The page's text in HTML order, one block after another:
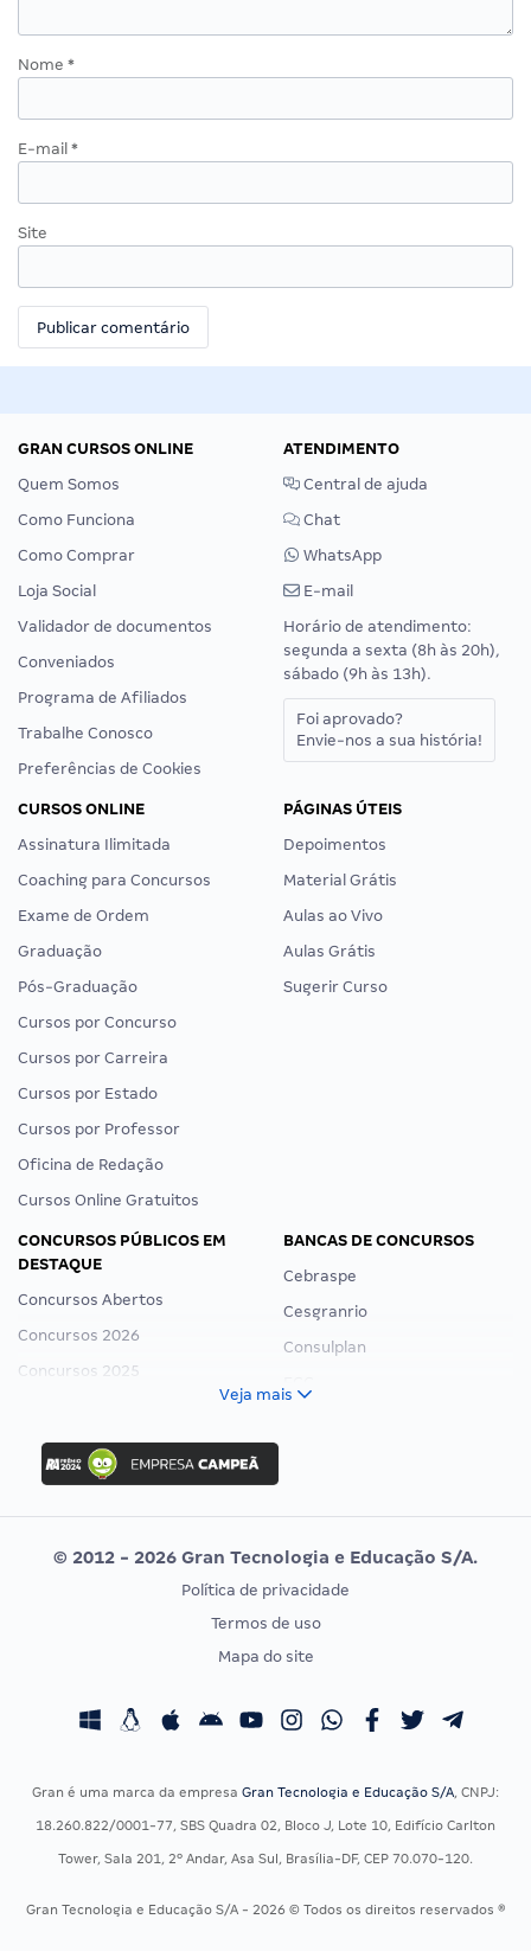
Nome *
E-mail *
Site
GRAN CURSOS ONLINE
Quem Somos
Como Funciona
Como Comprar
Loja Social
Validador de documentos
Conveniados
Programa de Afiliados
Trabalhe Conosco
Preferências de Cookies
ATENDIMENTO
Central de ajuda
Chat
WhatsApp
E-mail
Horário de atendimento:
segunda a sexta (8h às 20h),
sábado (9h às 13h).
Foi aprovado?
Envie-nos a sua história!
CURSOS ONLINE
Assinatura Ilimitada
Coaching para Concursos
Exame de Ordem
Graduação
Pós-Graduação
Cursos por Concurso
Cursos por Carreira
Cursos por Estado
Cursos por Professor
Oficina de Redação
Cursos Online Gratuitos
PÁGINAS ÚTEIS
Depoimentos
Material Grátis
Aulas ao Vivo
Aulas Grátis
Sugerir Curso
CONCURSOS PÚBLICOS EM
DESTAQUE
Concursos Abertos
Concursos 2026
Concursos 2025
Concurso Ibama
Concurso MPU
Editais publicados
BANCAS DE CONCURSOS
Cebraspe
Cesgranrio
Consulplan
Vunesp
CONCURSOS POR PROFISSÃO
Concursos Fiscais
Residência Multiprofissional
EXAME DE ORDEM
Calendário OAB
Veja mais
© 2012 - 2026 Gran Tecnologia e Educação S/A.
Política de privacidade
Termos de uso
Mapa do site
Gran é uma marca da empresa Gran Tecnologia e Educação S/A, CNPJ:
18.260.822/0001-77, SBS Quadra 02, Bloco J, Lote 10, Edifício Carlton
Tower, Sala 201, 2º Andar, Asa Sul, Brasília-DF, CEP 70.070-120.
Gran Tecnologia e Educação S/A - 2026 © Todos os direitos reservados ®